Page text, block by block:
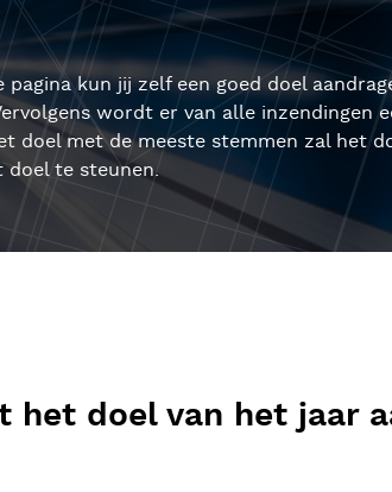
kun jij zelf een goed doel
wordt er van alle inzendingen
doel met de meeste stemmen zal het
doel te steunen.
het doel van het jaar